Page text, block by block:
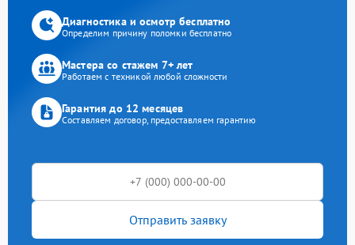
Диагностика и осмотр бесплатно
Определим причину поломки бесплатно
Мастера со стажем 7+ лет
Работаем с техникой любой сложности
Гарантия до 12 месяцев
Составляем договор, предоставляем гарантию
Отправить заявку